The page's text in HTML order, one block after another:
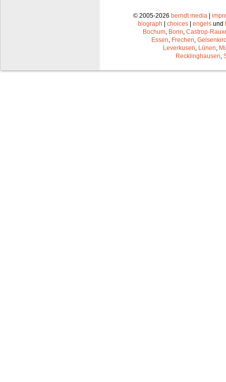
© 2005-2026 berndt media|
biograph
choices engels und
Bochum, Bonn, Castrop-
Essen, Frechen,
Leverkusen, Lünen,
Recklinghausen,